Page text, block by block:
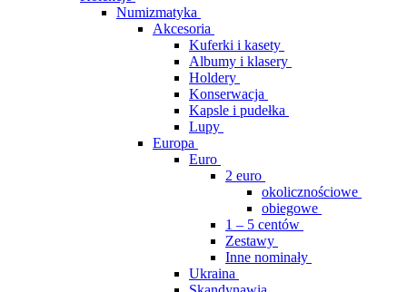
Numizmatyka
Akcesoria
Kuferki i kasety
Albumy i klasery
Holdery
Konserwacja
Kapsle i pudełka
Lupy
Europa
Euro
2 euro
okolicznościowe
obiegowe
1 – 5 centów
Zestawy
Inne nominały
Ukraina